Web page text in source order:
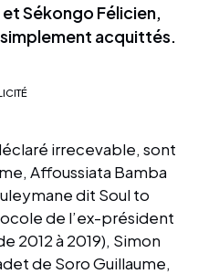
Sékongo Félicien,
acquittés.
irrecevable, sont
Affoussiata Bamba
dit Soul to
de l’ex-président
2012 à 2019), Simon
de Soro Guillaume,